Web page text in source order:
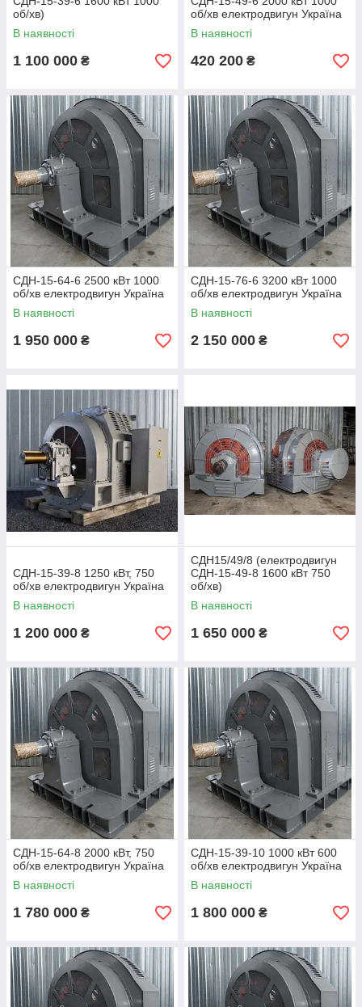
об/хв)
В наявності
1 100 000 ₴
об/хв електродвигун Україна
В наявності
420 200 ₴
СДН-15-64-6 2500 кВт 1000
об/хв електродвигун Україна
В наявності
1 950 000 ₴
СДН-15-76-6 3200 кВт 1000
об/хв електродвигун Україна
В наявності
2 150 000 ₴
СДН-15-39-8 1250 кВт, 750
об/хв електродвигун Україна
В наявності
1 200 000 ₴
СДН15/49/8 (електродвигун
СДН-15-49-8 1600 кВт 750
об/хв)
В наявності
1 650 000 ₴
СДН-15-64-8 2000 кВт, 750
об/хв електродвигун Україна
В наявності
1 780 000 ₴
СДН-15-39-10 1000 кВт 600
об/хв електродвигун Україна
В наявності
1 800 000 ₴